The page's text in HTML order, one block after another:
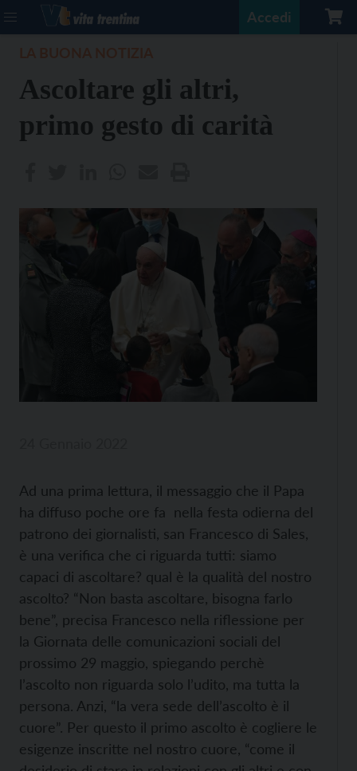
Accedi
Ascoltare gli altri,
primo gesto di carità
Ad una prima lettura, il messaggio che il Papa
ha diffuso poche ore fa nella festa odierna del
patrono dei giornalisti, san Francesco di Sales,
è una verifica che ci riguarda tutti: siamo
capaci di ascoltare? qual è la qualità del nostro
ascolto? “Non basta ascoltare, bisogna farlo
bene”, precisa Francesco nella riflessione per
la Giornata delle comunicazioni sociali del
prossimo 29 maggio, spiegando perchè
l’ascolto non riguarda solo l’udito, ma tutta la
persona. Anzi, “la vera sede dell’ascolto è il
cuore”. Per questo il primo ascolto è cogliere le
esigenze inscritte nel nostro cuore, “come il